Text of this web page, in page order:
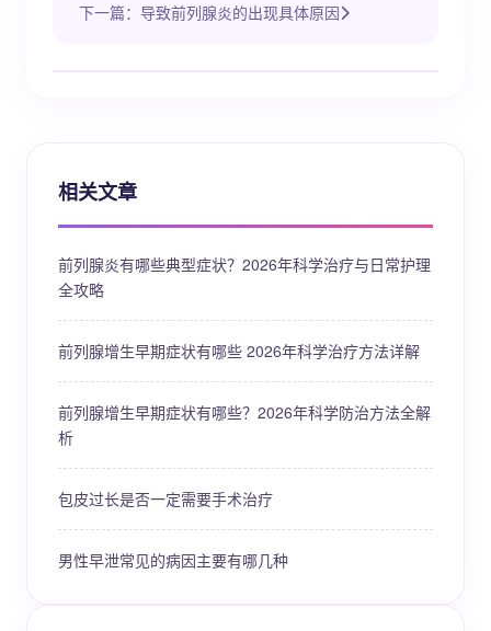
下一篇：导致前列腺炎的出现具体原因
相关文章
前列腺炎有哪些典型症状？2026年科学治疗与日常护理
全攻略
前列腺增生早期症状有哪些 2026年科学治疗方法详解
前列腺增生早期症状有哪些？2026年科学防治方法全解
析
包皮过长是否一定需要手术治疗
男性早泄常见的病因主要有哪几种